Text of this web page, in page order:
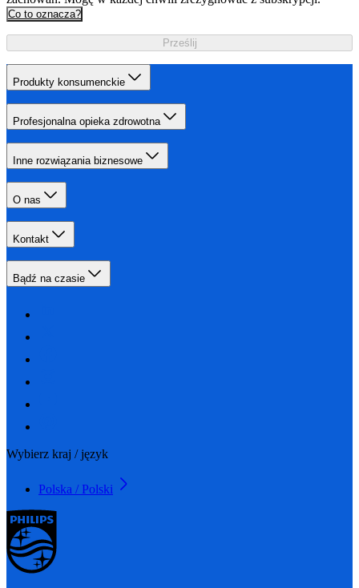
Co to oznacza?
Prześlij
Produkty konsumenckie
Profesjonalna opieka zdrowotna
Inne rozwiązania biznesowe
O nas
Kontakt
Bądź na czasie
Wybierz kraj / język
Polska / Polski